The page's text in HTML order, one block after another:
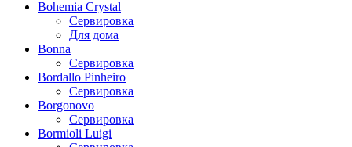
Bohemia Crystal
Сервировка
Для дома
Bonna
Сервировка
Bordallo Pinheiro
Сервировка
Borgonovo
Сервировка
Bormioli Luigi